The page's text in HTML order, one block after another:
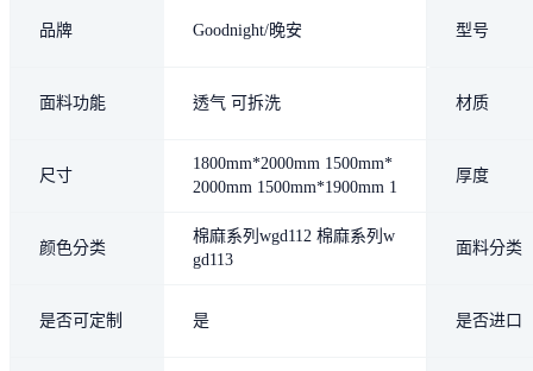
品牌 Goodnight/晚安 型号
面料功能 透气 可拆洗 材质
尺寸
1800mm*2000mm 1500mm*
2000mm 1500mm*1900mm 1
900mm
厚度
颜色分类
棉麻系列wgd112 棉麻系列w
gd113
面料分类
是否可定制 是 是否进口